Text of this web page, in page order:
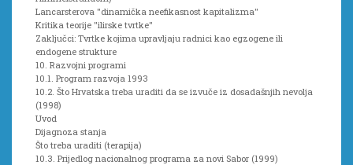
Lancarsterova "dinamička neefikasnost kapitalizma"
Kritika teorije "ilirske tvrtke"
Zaključci: Tvrtke kojima upravljaju radnici kao egzogene ili
endogene strukture
10. Razvojni programi
10.1. Program razvoja 1993
10.2. Što Hrvatska treba uraditi da se izvuče iz dosadašnjih nevolja
(1998)
Uvod
Dijagnoza stanja
Što treba uraditi (terapija)
10.3. Prijedlog nacionalnog programa za novi Sabor (1999)